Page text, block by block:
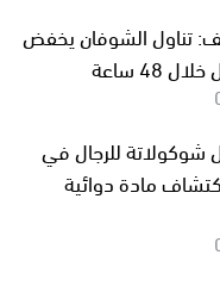
تناول الشوفان يخفض
48 ساعة
للرجال في
مادة دوائية